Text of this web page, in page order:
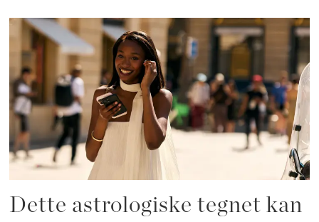
Dette astrologiske tegnet kan